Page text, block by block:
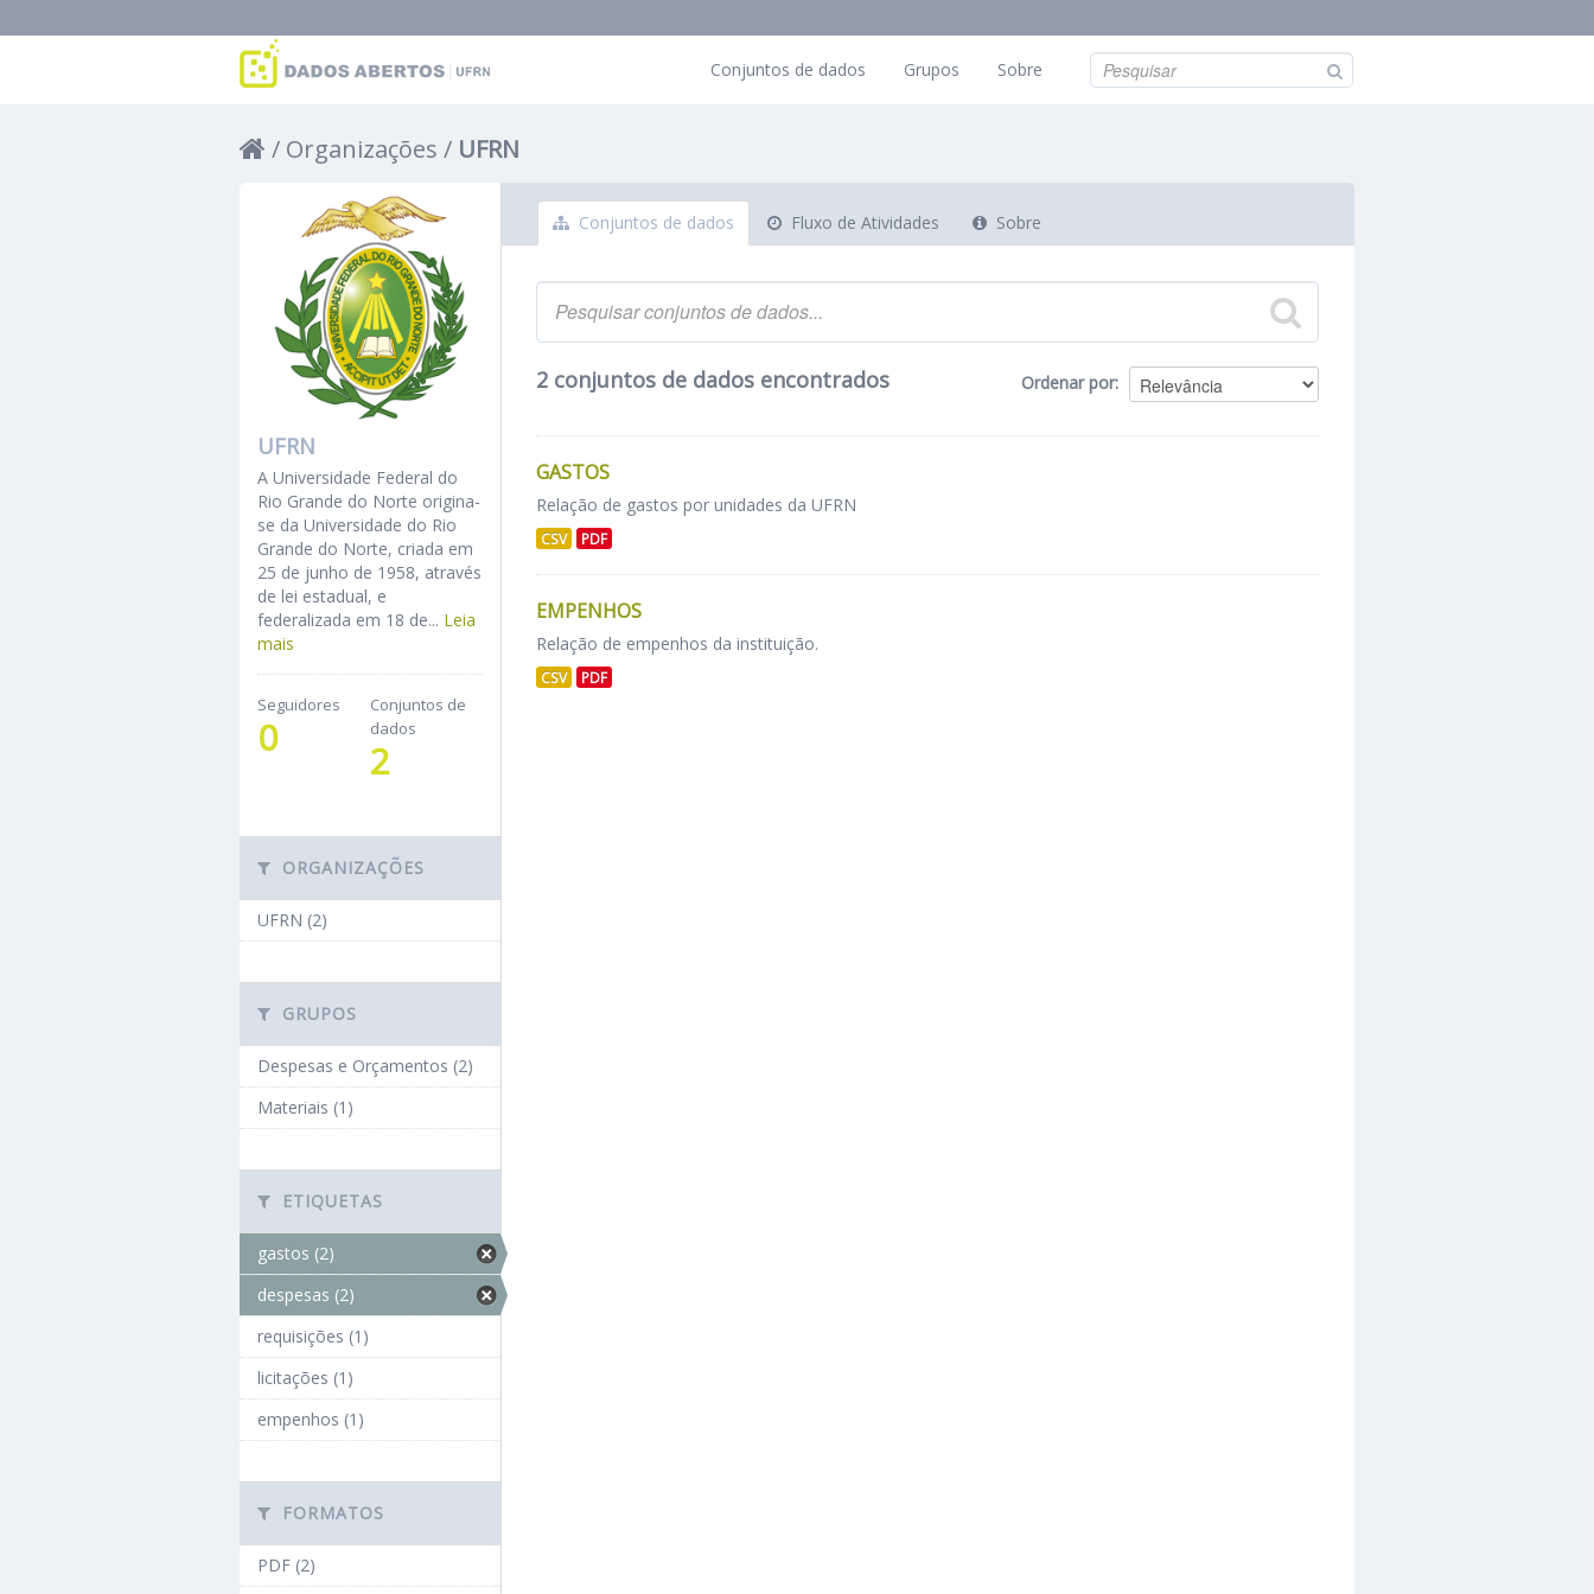
Conjuntos de dados Grupos Sobre
Organizações UFRN
Conjuntos de dados Fluxo de Atividades Sobre
Ordenar por
2 conjuntos de dados encontrados
GASTOS
Relação de gastos por unidades da UFRN
CSV PDF
EMPENHOS
Relação de empenhos da instituição.
CSV PDF
UFRN
A Universidade Federal do
Rio Grande do Norte origina-
se da Universidade do Rio
Grande do Norte, criada em
25 de junho de 1958, através
de lei estadual, e
federalizada em 18 de... Leia
mais
Seguidores
0
Conjuntos de
dados
2
ORGANIZAÇÕES
UFRN (2)
GRUPOS
Despesas e Orçamentos (2)
Materiais (1)
ETIQUETAS
gastos (2)
despesas (2)
requisições (1)
licitações (1)
empenhos (1)
FORMATOS
PDF (2)